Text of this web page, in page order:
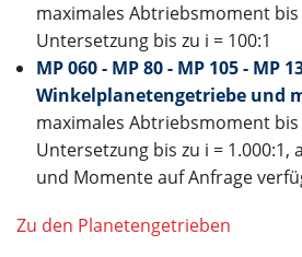
maximales Abtriebsmoment bis
Untersetzung bis zu i = 100:1
MP 060 - MP 80 - MP 105 - MP
Winkelplanetengetriebe und
maximales Abtriebsmoment bis
Untersetzung bis zu i = 1.000:1,
und Momente auf Anfrage
Zu den Planetengetrieben